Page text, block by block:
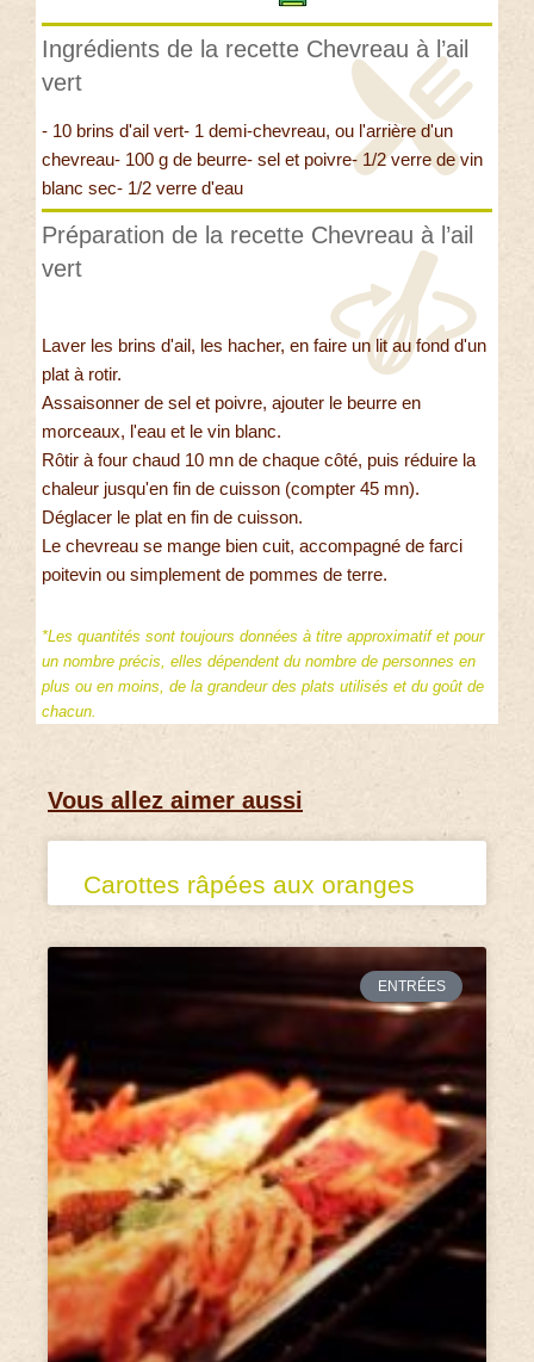
Ingrédients de la recette Chevreau à l’ail
vert
- 10 brins d'ail vert- 1 demi-chevreau, ou l'arrière d'un
chevreau- 100 g de beurre- sel et poivre- 1/2 verre de vin
blanc sec- 1/2 verre d'eau
Préparation de la recette Chevreau à l’ail
vert
Laver les brins d'ail, les hacher, en faire un lit au fond d'un
plat à rotir.
Assaisonner de sel et poivre, ajouter le beurre en
morceaux, l'eau et le vin blanc.
Rôtir à four chaud 10 mn de chaque côté, puis réduire la
chaleur jusqu'en fin de cuisson (compter 45 mn).
Déglacer le plat en fin de cuisson.
Le chevreau se mange bien cuit, accompagné de farci
poitevin ou simplement de pommes de terre.
*Les quantités sont toujours données à titre approximatif et pour
un nombre précis, elles dépendent du nombre de personnes en
plus ou en moins, de la grandeur des plats utilisés et du goût de
chacun.
Vous allez aimer aussi
Carottes râpées aux oranges
ENTRÉES